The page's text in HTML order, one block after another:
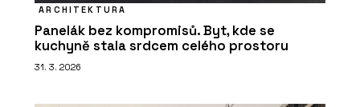
ARCHITEKTURA
Panelák bez kompromisů. Byt, kde se
kuchyně stala srdcem celého prostoru
31. 3. 2026